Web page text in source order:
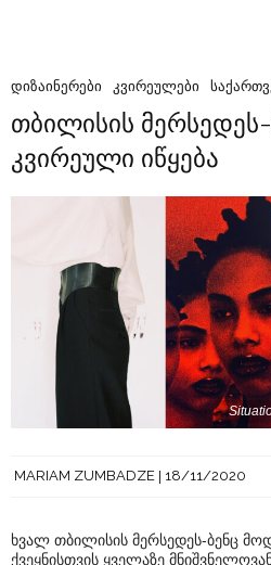
ᲓᲘᲖᲐᲘᲜᲔᲠᲔᲑᲘ ᲙᲕᲘᲠᲔᲣᲚᲔᲑᲘ
თბილისის
კვირეული იწყება
MARIAM ZUMBADZE 18/11/2020
ხვალ თბილისის მერსედეს-ბენც
ქვეყნისთვის ყველაზე